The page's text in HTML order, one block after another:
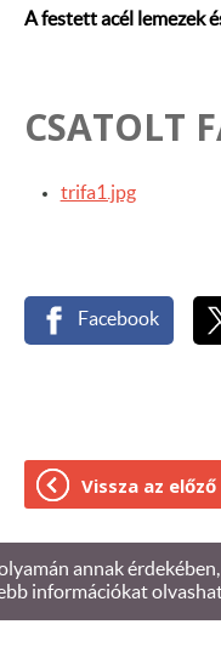
A festett acél lemezek
CSATOLT
trifa1.jpg
Facebook
Vissza az
Oldal
annak
információkat